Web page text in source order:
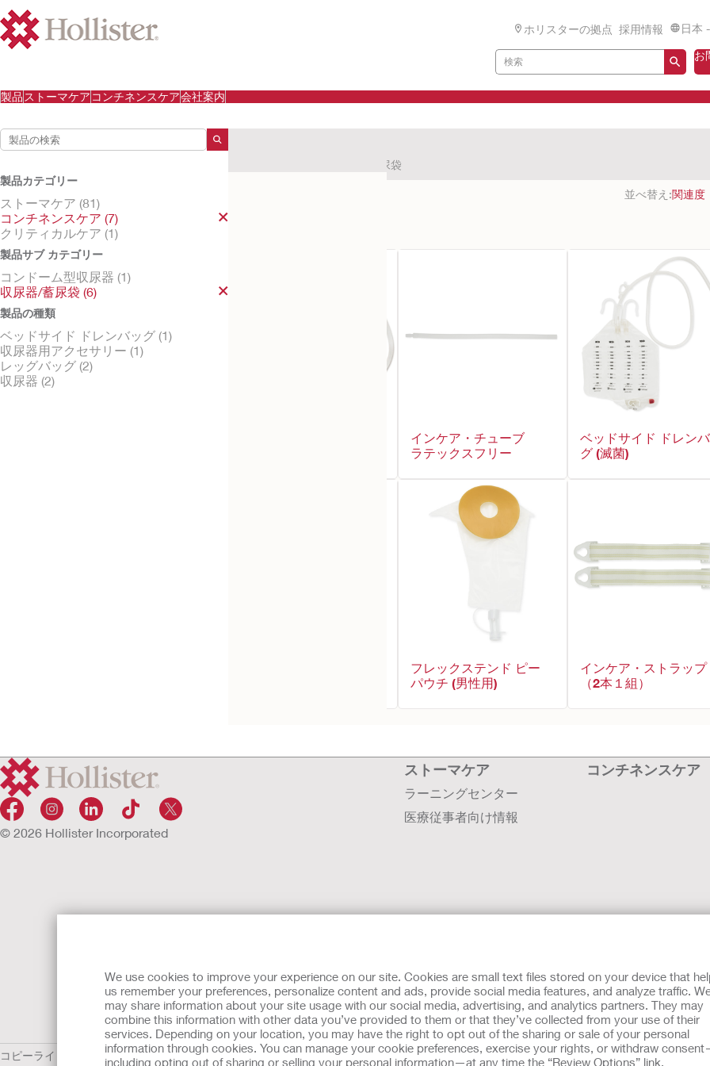
We use cookies to improve your experience on our site. Cookies are small text files stored on your device that
us remember your preferences, personalize content and ads, provide social media features, and analyze traffic.
may share information about your site usage with our social media, advertising, and analytics partners. They may
combine this information with other data you’ve provided to them or that they’ve collected from your use of their
services. Depending on your location, you may have the right to opt out of the sharing or sale of your personal
information through cookies. You can manage your cookie preferences, exercise your rights, or withdraw
including opting out of sharing or selling your personal information—at any time the “Review Options” link.
ホリスターの拠点 採用情報
日本
お
製品 ストーマケア コンチネンスケア会社案内
製品カテゴリー
ストーマケア (81)
コンチネンスケア (7)
クリティカルケア (1)
製品サブ カテゴリー
コンドーム型収尿器 (1)
収尿器/蓄尿袋 (6)
製品の種類
ベッドサイド ドレンバッグ (1)
収尿器用アクセサリー (1)
レッグバッグ (2)
収尿器 (2)
収尿器/蓄尿袋
並べ替え:
インケア・チューブ
ラテックスフリー
ベッドサイド ドレン
グ (滅菌)
フレックステンド ピー
パウチ (男性用)
インケア・ストラップ
（2本１組）
© 2026 Hollister Incorporated
ストーマケア
ラーニングセンター
医療従事者向け情報
コンチネンスケア
お問い合わせ
世界各国の拠点
ホリスターの歴史
コピーライト／免責条項個人情報保護ポリシー